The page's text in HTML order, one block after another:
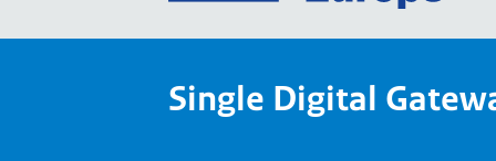
Your
Single Digital